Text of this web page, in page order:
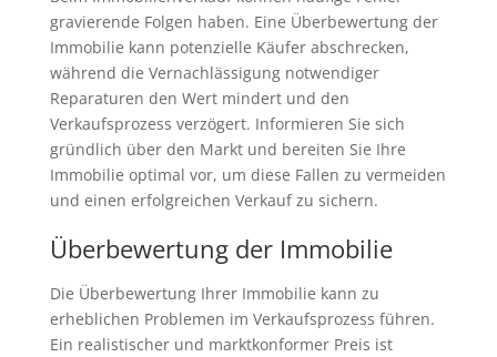
gravierende Folgen haben. Eine Überbewertung der
Immobilie kann potenzielle Käufer abschrecken,
während die Vernachlässigung notwendiger
Reparaturen den Wert mindert und den
Verkaufsprozess verzögert. Informieren Sie sich
gründlich über den Markt und bereiten Sie Ihre
Immobilie optimal vor, um diese Fallen zu vermeiden
und einen erfolgreichen Verkauf zu sichern.
Überbewertung der Immobilie
Die Überbewertung Ihrer Immobilie kann zu
erheblichen Problemen im Verkaufsprozess führen.
Ein realistischer und marktkonformer Preis ist